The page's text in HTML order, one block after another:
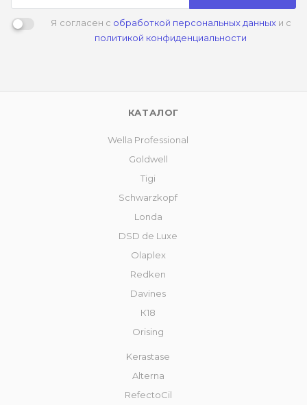
Я согласен с обработкой персональных данныхи с
политикой конфиденциальности
КАТАЛОГ
Wella Professional
Goldwell
Tigi
Schwarzkopf
Londa
DSD de Luxe
Olaplex
Redken
Davines
К18
Orising
Kerastase
Alterna
RefectoCil